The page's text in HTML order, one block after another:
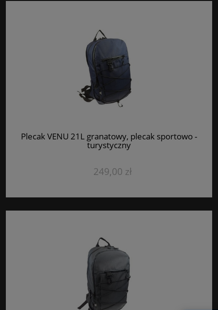
Plecak VENU 21L granatowy, plecak sportowo -
turystyczny
249,00 zł